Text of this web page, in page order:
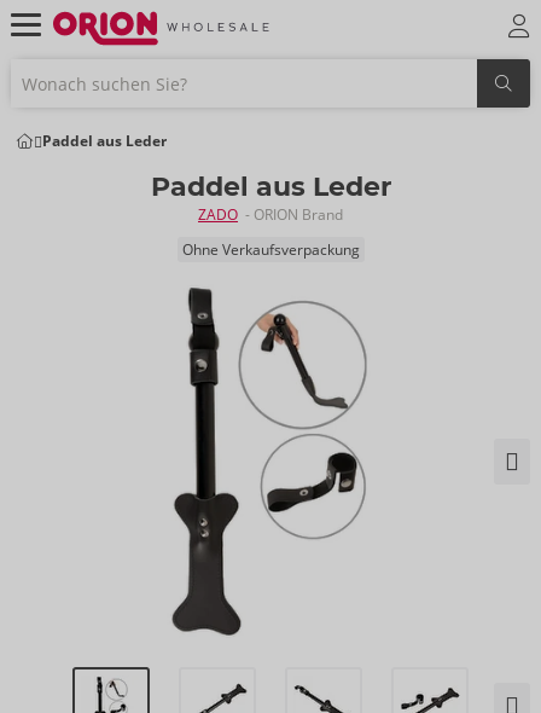
Paddel aus Leder
Paddel aus Leder
ZADO - ORION Brand
Ohne Verkaufsverpackung